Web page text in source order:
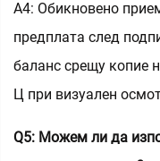
A4: Обикновено
предплата след
баланс срещу копие
Ц при визуален
Q5: Можем ли да